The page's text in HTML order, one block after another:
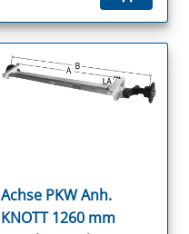
Achse PKW Anh.
KNOTT 1260 mm